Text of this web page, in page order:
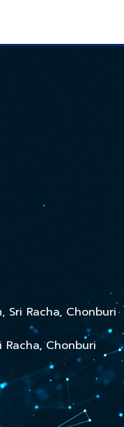
Sri Racha, Chonburi
Chonburi